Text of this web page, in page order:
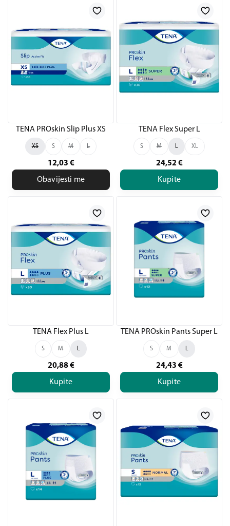
TENA PROskin Slip Plus XS
XS S M L
12,03 €
Obavijesti me
TENA Flex Super L
S M L XL
24,52 €
Kupite
TENA Flex Plus L
S M L
20,88 €
Kupite
TENA PROskin Pants Super L
S M L
24,43 €
Kupite